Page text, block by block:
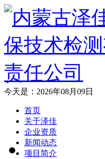
今天是：2026年08月09日
首页
关于泽佳
企业资质
新闻动态
项目简介